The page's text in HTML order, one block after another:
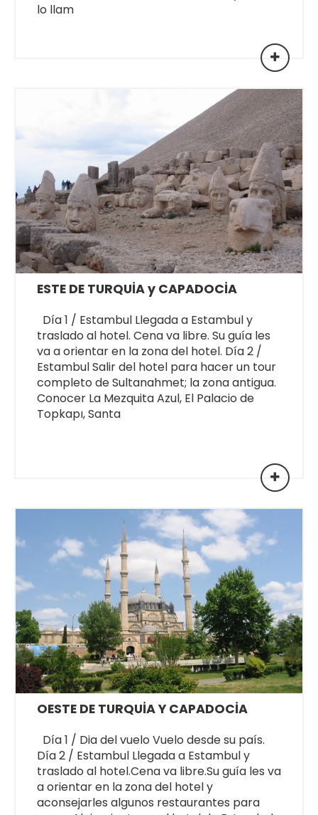
lo llam
ESTE DE TURQUİA y CAPADOCİA
Día 1 / Estambul Llegada a Estambul y
traslado al hotel. Cena va libre. Su guía les
va a orientar en la zona del hotel. Día 2 /
Estambul Salir del hotel para hacer un tour
completo de Sultanahmet; la zona antigua.
Conocer La Mezquita Azul, El Palacio de
Topkapı, Santa
OESTE DE TURQUİA Y CAPADOCİA
Día 1 / Dia del vuelo Vuelo desde su país.
Día 2 / Estambul Llegada a Estambul y
traslado al hotel.Cena va libre.Su guía les va
a orientar en la zona del hotel y
aconsejarles algunos restaurantes para